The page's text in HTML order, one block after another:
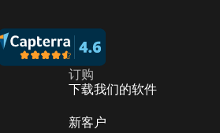
订购
下载我们的软件
新客户